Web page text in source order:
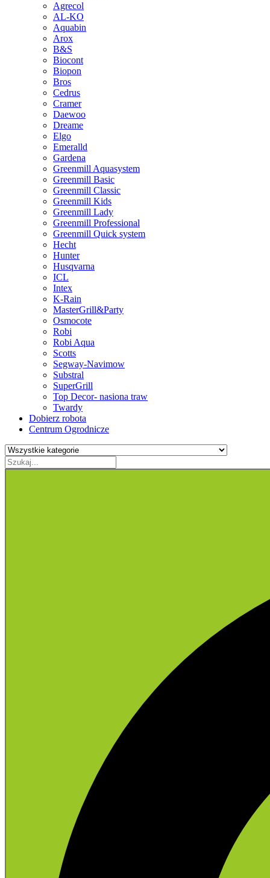
Agrecol
AL-KO
Aquabin
Arox
B&S
Biocont
Biopon
Bros
Cedrus
Cramer
Daewoo
Dreame
Elgo
Emeralld
Gardena
Greenmill Aquasystem
Greenmill Basic
Greenmill Classic
Greenmill Kids
Greenmill Lady
Greenmill Professional
Greenmill Quick system
Hecht
Hunter
Husqvarna
ICL
Intex
K-Rain
MasterGrill&Party
Osmocote
Robi
Robi Aqua
Scotts
Segway-Navimow
Substral
SuperGrill
Top Decor- nasiona traw
Twardy
Dobierz robota
Centrum Ogrodnicze